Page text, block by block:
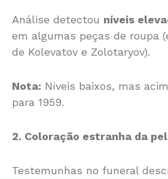
Análise detectou níveis
em algumas peças de roupa
de Kolevatov e Zolotaryov).
Nota: Níveis baixos, mas
para 1959.
2. Coloração estranha da
Testemunhas no funeral